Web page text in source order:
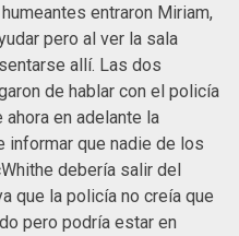
entraron Miriam,
pero al ver la sala
allí. Las dos
de hablar con el policía
en adelante la
informar que nadie de los
debería salir del
que la policía no creía que
pero podría estar en